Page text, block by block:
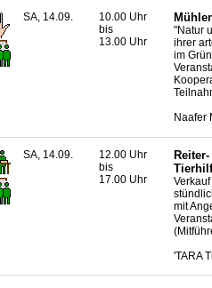
SA, 14.09.
10.00 Uhr
bis
13.00 Uhr
"Natur
ihrer
im
Naafer
SA, 14.09.
12.00 Uhr
bis
17.00 Uhr
mit
'TARA